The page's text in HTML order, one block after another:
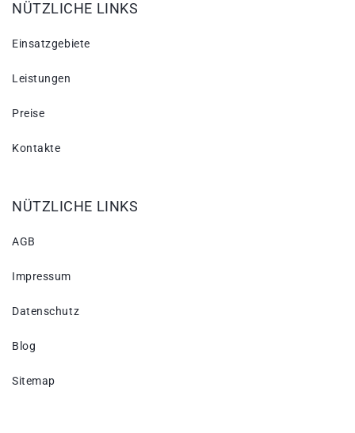
NÜTZLICHE LINKS
Einsatzgebiete
Leistungen
Preise
Kontakte
NÜTZLICHE LINKS
AGB
Impressum
Datenschutz
Blog
Sitemap